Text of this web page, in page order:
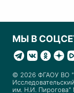
МЫ В
© 2026 ФГАОУ ВО
им. Н.И. Пирогова"